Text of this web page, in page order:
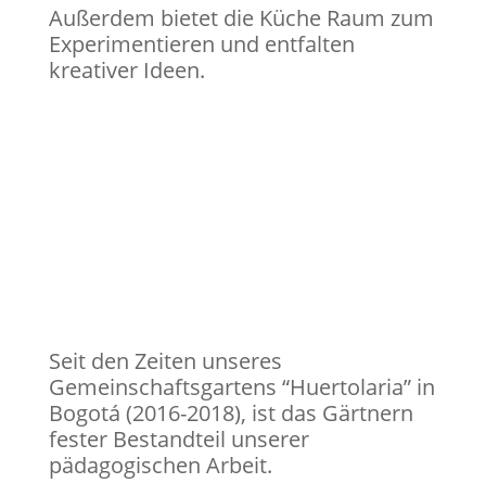
Außerdem bietet die Küche Raum zum
Experimentieren und entfalten
kreativer Ideen.
Seit den Zeiten unseres
Gemeinschaftsgartens “Huertolaria” in
Bogotá (2016-2018), ist das Gärtnern
fester Bestandteil unserer
pädagogischen Arbeit.